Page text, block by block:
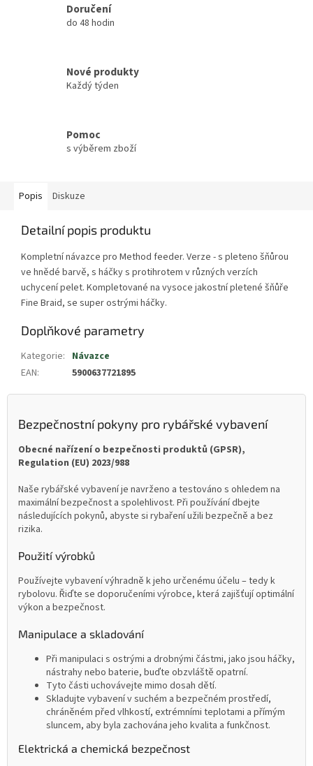
Doručení
do 48 hodin
Nové produkty
Každý týden
Pomoc
s výběrem zboží
Popis Diskuze
Detailní popis produktu
Kompletní návazce pro Method feeder. Verze - s pleteno šňůrou
ve hnědé barvě, s háčky s protihrotem v různých verzích
uchycení pelet. Kompletované na vysoce jakostní pletené šňůře
Fine Braid, se super ostrými háčky.
Doplňkové parametry
Kategorie: Návazce
EAN: 5900637721895
Bezpečnostní pokyny pro rybářské vybavení
Obecné nařízení o bezpečnosti produktů (GPSR),
Regulation (EU) 2023/988
Naše rybářské vybavení je navrženo a testováno s ohledem na
maximální bezpečnost a spolehlivost. Při používání dbejte
následujících pokynů, abyste si rybaření užili bezpečně a bez
rizika.
Použití výrobků
Používejte vybavení výhradně k jeho určenému účelu – tedy k
rybolovu. Řiďte se doporučeními výrobce, která zajišťují optimální
výkon a bezpečnost.
Manipulace a skladování
Při manipulaci s ostrými a drobnými částmi, jako jsou háčky,
nástrahy nebo baterie, buďte obzvláště opatrní.
Tyto části uchovávejte mimo dosah dětí.
Skladujte vybavení v suchém a bezpečném prostředí,
chráněném před vlhkostí, extrémními teplotami a přímým
sluncem, aby byla zachována jeho kvalita a funkčnost.
Elektrická a chemická bezpečnost